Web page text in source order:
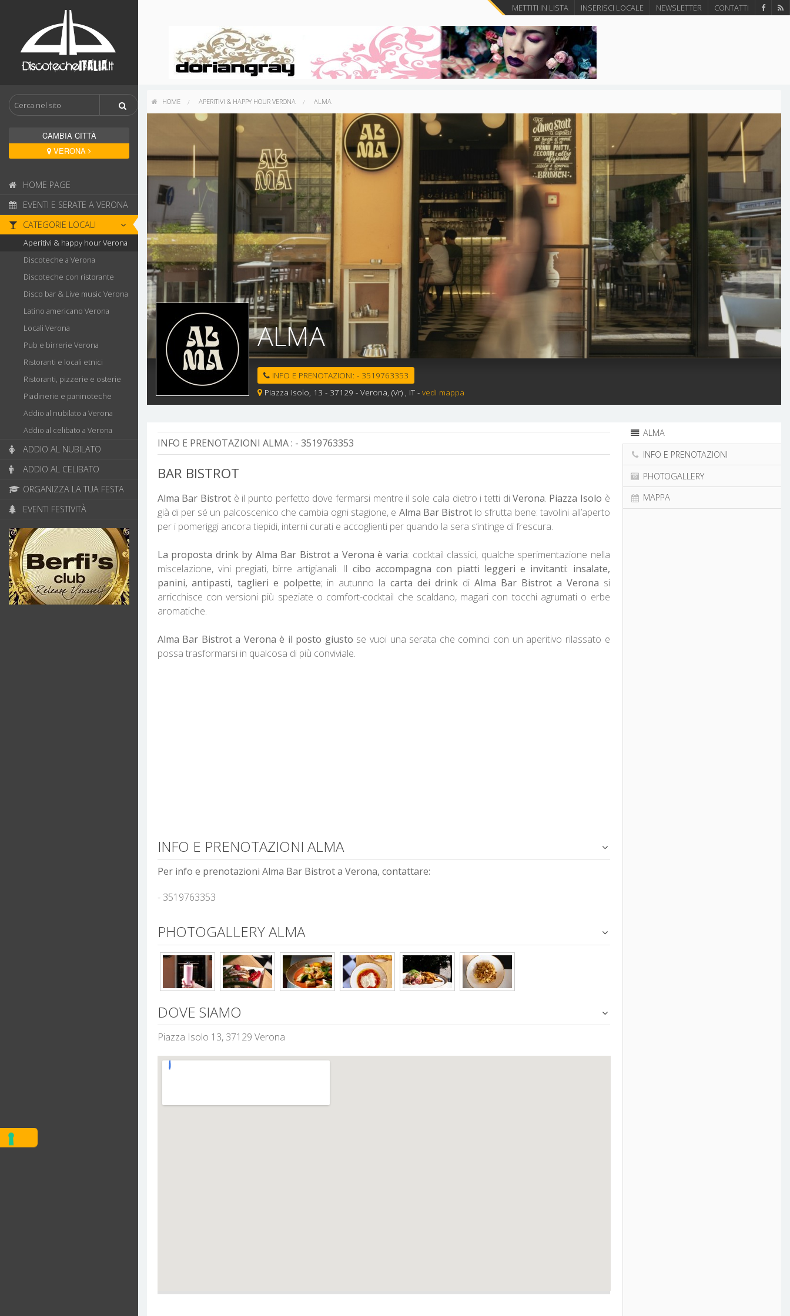
CAMBIA CITTÀ
VERONA
HOME PAGE
EVENTI E SERATE A VERONA
CATEGORIE LOCALI
Aperitivi & happy hour Verona
Discoteche a Verona
Discoteche con ristorante
Disco bar & Live music Verona
Latino americano Verona
Locali Verona
Pub e birrerie Verona
Ristoranti e locali etnici
Ristoranti, pizzerie e osterie
Piadinerie e paninoteche
Addio al nubilato a Verona
Addio al celibato a Verona
ADDIO AL NUBILATO
ADDIO AL CELIBATO
ORGANIZZA LA TUA FESTA
EVENTI FESTIVITÀ
METTITI IN LISTA INSERISCI LOCALE NEWSLETTER CONTATTI
HOME APERITIVI & HAPPY HOUR VERONA ALMA
ALMA
INFO E PRENOTAZIONI: - 3519763353
Piazza Isolo, 13 - 37129 - Verona, (Vr) , IT - vedi mappa
INFO E PRENOTAZIONI ALMA : - 3519763353
BAR BISTROT
Alma Bar Bistrot è il punto perfetto dove fermarsi mentre il sole cala dietro i tetti diVerona. Piazza Isolo è
già di per sé un palcoscenico che cambia ogni stagione, e Alma Bar Bistrotlo sfrutta bene: tavolini all’aperto
per i pomeriggi ancora tiepidi, interni curati e accoglienti per quando la sera s’intinge di frescura.
La proposta drink by Alma Bar Bistrot a Verona è varia: cocktail classici, qualche sperimentazione nella
miscelazione, vini pregiati, birre artigianali. Il cibo accompagna con piatti leggeri e invitanti: insalate,
panini, antipasti, taglieri e polpette; in autunno la carta dei drinkdi Alma Bar Bistrot a Verona si
arricchisce con versioni più speziate o comfort-cocktail che scaldano, magari con tocchi agrumati o erbe
aromatiche.
Alma Bar Bistrot a Verona è il posto giusto se vuoi una serata che cominci con un aperitivo rilassato e
possa trasformarsi in qualcosa di più conviviale.
INFO E PRENOTAZIONI ALMA
Per info e prenotazioni Alma Bar Bistrot a Verona, contattare:
- 3519763353
PHOTOGALLERY ALMA
DOVE SIAMO
Piazza Isolo 13, 37129 Verona
ALMA
INFO E PRENOTAZIONI
PHOTOGALLERY
MAPPA